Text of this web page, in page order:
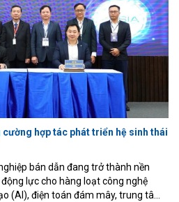
hợp tác phát triển hệ sinh thái
bán dẫn đang trở thành nền
lực cho hàng loạt công nghệ
(AI), điện toán đám mây, trung tâm